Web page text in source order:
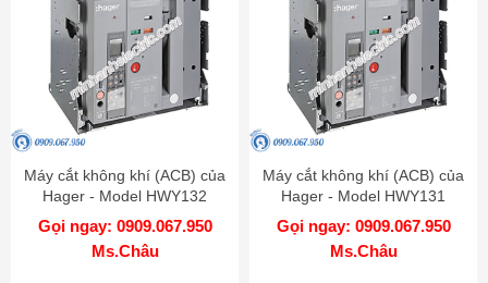
Máy cắt không khí (ACB) của
Hager - Model HWY132
Gọi ngay: 0909.067.950
Ms.Châu
Máy cắt không khí (ACB) của
Hager - Model HWY131
Gọi ngay: 0909.067.950
Ms.Châu